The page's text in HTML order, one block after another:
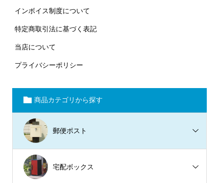
インボイス制度について
特定商取引法に基づく表記
当店について
プライバシーポリシー
商品カテゴリから探す
郵便ポスト
宅配ボックス